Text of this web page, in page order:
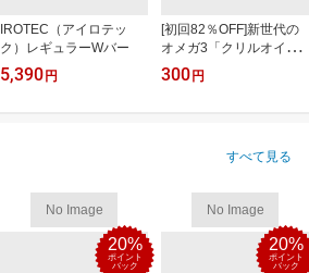
IROTEC（アイロテッ
ク）レギュラーWバー
5,390 円
[初回82％OFF]新世代の
オメガ3「クリルオイ
ル」
300 円
すべて見る
No Image
20%
ポイント
バック
No Image
20%
ポイント
バック